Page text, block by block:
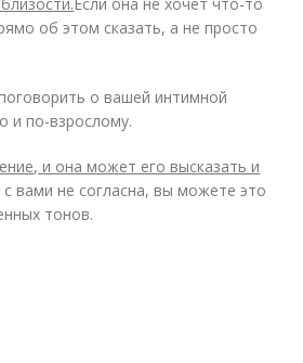
об этом сказать, а не просто
о вашей интимной
и по-взрослому.
и она может его высказать и
с вами не согласна, вы можете это
тонов.